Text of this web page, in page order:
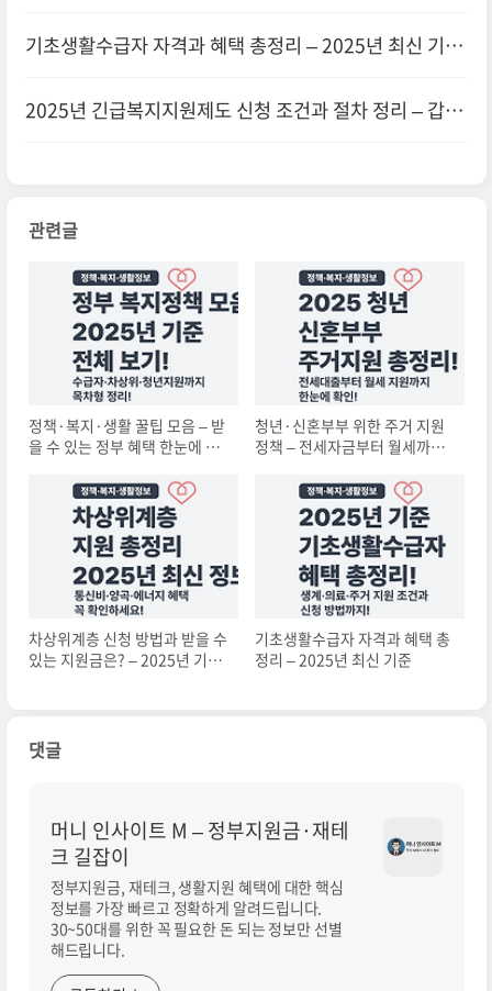
기초생활수급자 자격과 혜택 총정리 – 2025년 최신 기준
2025년 긴급복지지원제도 신청 조건과 절차 정리 – 갑작
관련글
정책·복지·생활 꿀팁 모음 – 받
을 수 있는 정부 혜택 한눈에 정
청년·신혼부부 위한 주거 지원
정책 – 전세자금부터 월세까지
차상위계층 신청 방법과 받을 수
있는 지원금은? – 2025년 기준
기초생활수급자 자격과 혜택 총
정리 – 2025년 최신 기준
댓글
머니 인사이트 M – 정부지원금·재테
크 길잡이
정부지원금, 재테크, 생활지원 혜택에 대한 핵심
정보를 가장 빠르고 정확하게 알려드립니다.
30~50대를 위한 꼭 필요한 돈 되는 정보만 선별
해드립니다.